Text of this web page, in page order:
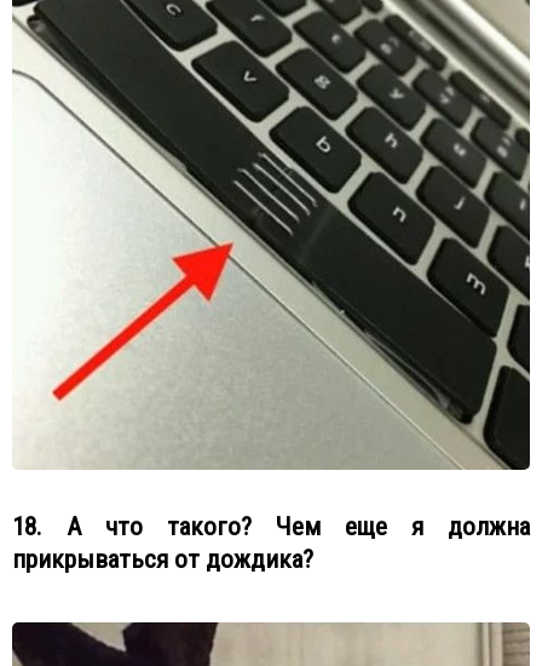
18. А что такого? Чем еще я должна
прикрываться от дождика?